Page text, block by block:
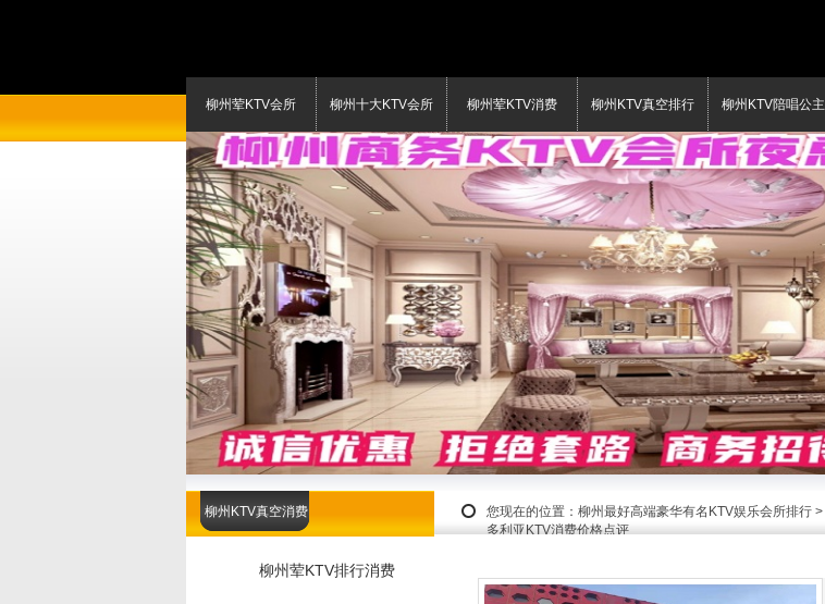
柳州荤KTV会所 柳州十大KTV会所 柳州荤KTV消费 柳州KTV真空排行 柳州KTV陪唱公主
您现在的位置： 柳州最好高端豪华有名KTV娱乐会所排行 >
多利亚KTV消费价格点评
柳州KTV真空消费
柳州荤KTV排行消费